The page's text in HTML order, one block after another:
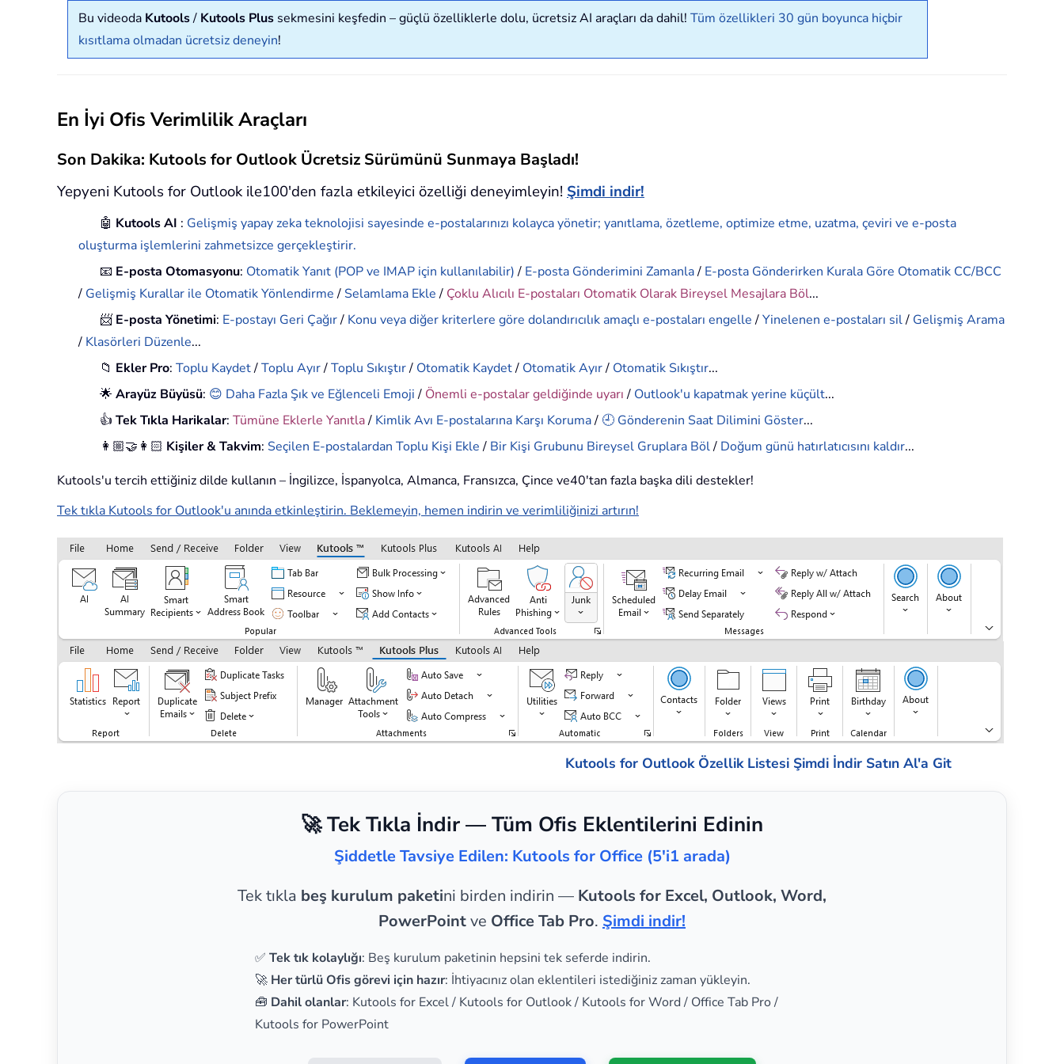
Bu videoda Kutools/ Kutools Plus sekmesini keşfedin – güçlü özelliklerle dolu, ücretsiz AI araçları da dahil! Tüm özellikleri 30 gün boyunca hiçbir
kısıtlama olmadan ücretsiz deneyin!
En İyi Ofis Verimlilik Araçları
Son Dakika: Kutools for Outlook Ücretsiz Sürümünü Sunmaya Başladı!
Yepyeni Kutools for Outlook ile100'den fazla etkileyici özelliği deneyimleyin! Şimdi indir!
🤖 Kutools AI : Gelişmiş yapay zeka teknolojisi sayesinde e-postalarınızı kolayca yönetir; yanıtlama, özetleme, optimize etme, uzatma, çeviri ve e-posta
oluşturma işlemlerini zahmetsizce gerçekleştirir.
📧 E-posta Otomasyonu: Otomatik Yanıt (POP ve IMAP için kullanılabilir)/ E-posta Gönderimini Zamanla/ E-posta Gönderirken Kurala Göre Otomatik CC/BCC
/ Gelişmiş Kurallar ile Otomatik Yönlendirme/ Selamlama Ekle/ Çoklu Alıcılı E-postaları Otomatik Olarak Bireysel Mesajlara Böl...
📨 E-posta Yönetimi: E-postayı Geri Çağır/ Konu veya diğer kriterlere göre dolandırıcılık amaçlı e-postaları engelle/Yinelenen e-postaları sil/ Gelişmiş Arama
/ Klasörleri Düzenle...
📁 Ekler Pro:Toplu Kaydet/Toplu Ayır/Toplu Sıkıştır/ Otomatik Kaydet/ Otomatik Ayır/ Otomatik Sıkıştır...
🌟Arayüz Büyüsü: 😊 Daha Fazla Şık ve Eğlenceli Emoji/ Önemli e-postalar geldiğinde uyarı/ Outlook'u kapatmak yerine küçült...
👍Tek Tıkla Harikalar:Tümüne Eklerle Yanıtla/ Kimlik Avı E-postalarına Karşı Koruma/ 🕘 Gönderenin Saat Dilimini Göster...
👩🏼‍🤝‍👩🏻 Kişiler & Takvim: Seçilen E-postalardan Toplu Kişi Ekle/ Bir Kişi Grubunu Bireysel Gruplara Böl/ Doğum günü hatırlatıcısını kaldır...
Kutools'u tercih ettiğiniz dilde kullanın – İngilizce, İspanyolca, Almanca, Fransızca, Çince ve40'tan fazla başka dili destekler!
Tek tıkla Kutools for Outlook'u anında etkinleştirin. Beklemeyin, hemen indirin ve verimliliğinizi artırın!
Kutools for Outlook Özellik Listesi Şimdi İndir Satın Al'a Git
🚀 Tek Tıkla İndir — Tüm Ofis Eklentilerini Edinin
Şiddetle Tavsiye Edilen: Kutools for Office (5'i1 arada)
Tek tıkla beş kurulum paketini birden indirin — Kutools for Excel, Outlook, Word,
PowerPointve Office Tab Pro. Şimdi indir!
✅ Tek tık kolaylığı: Beş kurulum paketinin hepsini tek seferde indirin.
🚀 Her türlü Ofis görevi için hazır: İhtiyacınız olan eklentileri istediğiniz zaman yükleyin.
🧰 Dahil olanlar: Kutools for Excel / Kutools for Outlook / Kutools for Word / Office Tab Pro /
Kutools for PowerPoint